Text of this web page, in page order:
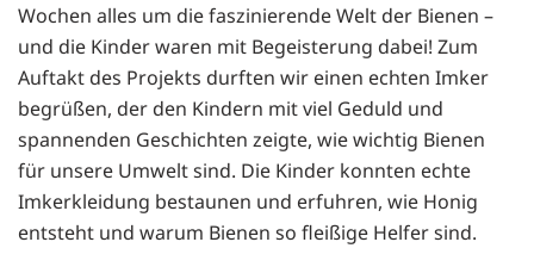
Wochen alles um die faszinierende Welt der Bienen –
und die Kinder waren mit Begeisterung dabei! Zum
Auftakt des Projekts durften wir einen echten Imker
begrüßen, der den Kindern mit viel Geduld und
spannenden Geschichten zeigte, wie wichtig Bienen
für unsere Umwelt sind. Die Kinder konnten echte
Imkerkleidung bestaunen und erfuhren, wie Honig
entsteht und warum Bienen so fleißige Helfer sind.